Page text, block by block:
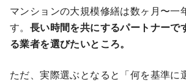
マンションの大規模修繕は数ヶ月〜一
す。 長い時間を共にするパートナーで
る業者を選びたいところ。
ただ、実際選ぶとなると「何を基準に